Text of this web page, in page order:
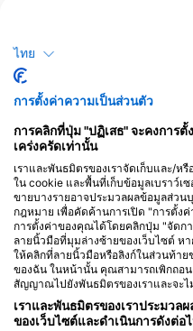
ศูนย์ดำน้ำที่ให้บริการ
Extra Divers El Quseir,
Mövenpick Resort
Mövenpick Resort, 84712 El Quseir,
อียิปต์
ไทย
การตั้งค่าความเป็นส่วนตัว
การคลิกที่ปุ่ม "ปฏิเสธ" จะคงการ
เคร่งครัดเท่านั้น
เราและพันธมิตรของเราจัดเก็บและ/ห
ใน cookie และพื้นที่เก็บข้อมูลเบราว์เ
ขายบางรายอาจประมวลผลข้อมูลส่ว
กฎหมาย เพื่อคัดค้านการเปิด "การตั้ง
การตั้งค่าของคุณได้โดยคลิกปุ่ม "จัดก
ลายนิ้วมือที่มุมล่างซ้ายของเว็บไซต์ ห
ให้คลิกที่ลายนิ้วมือหรือลิงก์ในส่วนท้าย
ของฉัน ในหน้านั้น คุณสามารถเพิกถอน
สัญญาณไปยังพันธมิตรของเราและจะไ
เราและพันธมิตรของเราประมวล
ของเว็บไซต์และดำเนินการดังต่อ